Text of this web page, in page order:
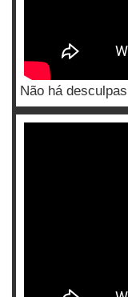
Não há